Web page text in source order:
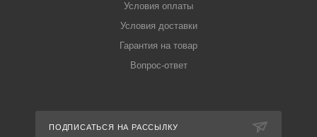
Условия оплаты
Условия доставки
Гарантия на товар
Вопрос-ответ
ПОДПИСАТЬСЯ НА РАССЫЛКУ